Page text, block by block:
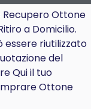
Recupero Ottone
a Domicilio.
essere riutilizzato
del
Qui il tuo
Ottone